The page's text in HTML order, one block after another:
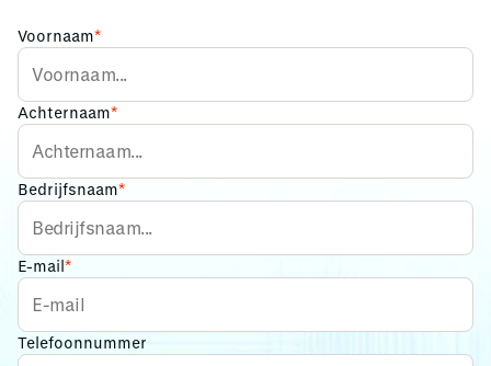
Voornaam*
Achternaam*
Bedrijfsnaam*
E-mail*
Telefoonnummer